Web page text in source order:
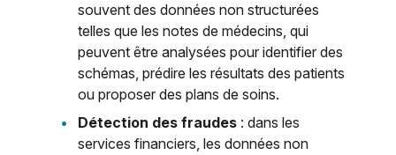
souvent des données non structurées
telles que les notes de médecins, qui
peuvent être analysées pour identifier des
schémas, prédire les résultats des patients
ou proposer des plans de soins.
Détection des fraudes: dans les
services financiers, les données non